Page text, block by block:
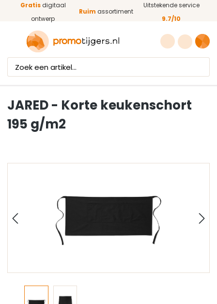
Ga naar de hoofdinhoud
Gratisdigitaal
ontwerp
Ruim assortiment
Uitstekende service
9.7/10
JARED - Korte keukenschort
195 g/m2